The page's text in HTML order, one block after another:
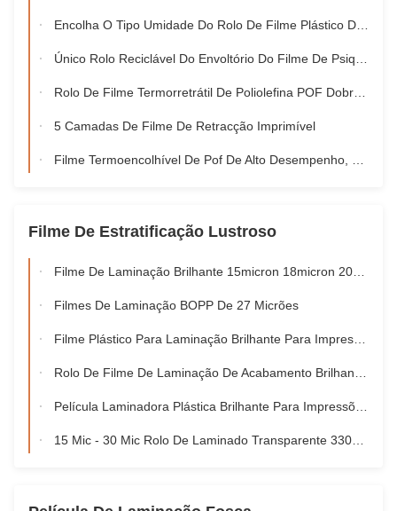
Encolha O Tipo Umidade Do Rolo De Filme Plástico De POF - Prova 12,5 Mícrons 15 Mícrons
Único Rolo Reciclável Do Envoltório Do Filme De Psiquiatra Do Calor De Pof Da Ferida Para O Livro
Rolo De Filme Termorretrátil De Poliolefina POF Dobrado Em Centro De Embalagem Irregular Para Embalagem
5 Camadas De Filme De Retracção Imprimível
Filme Termoencolhível De Pof De Alto Desempenho, Rolos De Filme Termoencolhível Transparente Macio
Filme De Estratificação Lustroso
Filme De Laminação Brilhante 15micron 18micron 20micron 23micron 25micron
Filmes De Laminação BOPP De 27 Micrões
Filme Plástico Para Laminação Brilhante Para Impressão Em Papel Ou Cartão
Rolo De Filme De Laminação De Acabamento Brilhante Para Caixas Doces BOPP / PET+EVA Quente
Película Laminadora Plástica Brilhante Para Impressões Comerciais Espessura De 12 - 350 Microns
15 Mic - 30 Mic Rolo De Laminado Transparente 330m - 6000m Comprimento De Rolo À Prova De Umidade